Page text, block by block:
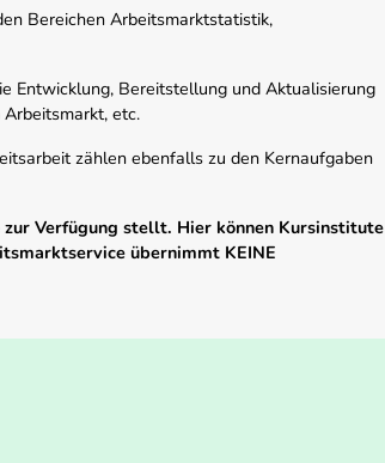
Bereichen Arbeitsmarktstatistik,
Entwicklung, Bereitstellung und Aktualisierung
etc.
zählen ebenfalls zu den Kernaufgaben
Verfügung stellt. Hier können Kursinstitute
übernimmt KEINE